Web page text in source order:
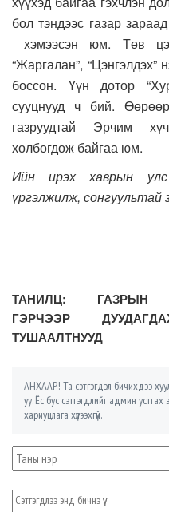
бол тэндээс газар
хэмээсэн юм. Төв
“Жаргалан”, “Цэнгэлдэх”
боссон. Үүн дотор
сууцнууд ч бий.
газруудтай Эрчим
холбогдож байгаа юм.
Ийн ирэх хаврын
үргэлжилж, сонгуультай
ТАНИЛЦ: ГАЗРЫН
ГЭРЧЭЭР
ТУШААЛТНУУД
АНХААР! Та сэтгэгдэл бичихдээ
уу. Ёс бус сэтгэгдлийг админ
хариуцлага хүлээхгүй.